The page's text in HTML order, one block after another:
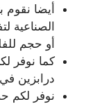
أيضا
الصناعية
أو حجم
كما نوفر
درابزين
نوفر لكم